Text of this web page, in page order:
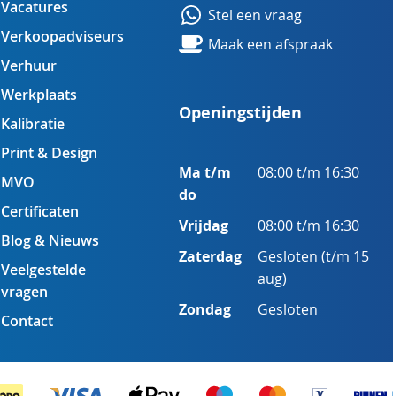
Vacatures
Verkoopadviseurs
Verhuur
Werkplaats
Kalibratie
Print & Design
MVO
Certificaten
Blog & Nieuws
Veelgestelde
vragen
Contact
Stel een vraag
Maak een afspraak
Openingstijden
Ma t/m
do
08:00 t/m 16:30
Vrijdag 08:00 t/m 16:30
Zaterdag
Gesloten (t/m 15
aug)
Zondag Gesloten